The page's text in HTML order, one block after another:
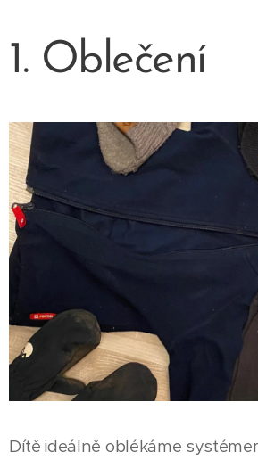
1. Oblečení
Dítě ideálně oblékáme